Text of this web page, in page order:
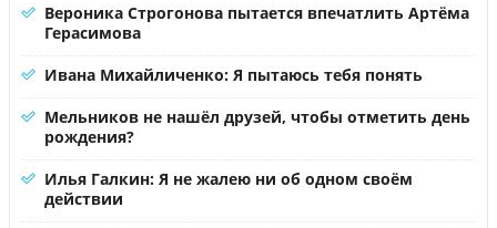
Вероника Строгонова пытается впечатлить Артёма
Герасимова
Ивана Михайличенко: Я пытаюсь тебя понять
Мельников не нашёл друзей, чтобы отметить день
рождения?
Илья Галкин: Я не жалею ни об одном своём
действии